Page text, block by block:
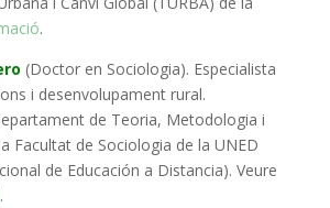
.
(Doctor en Sociologia). Especialista
i desenvolupament rural.
de Teoria, Metodologia i
Facultat de Sociologia de la UNED
de Educación a Distancia). Veure
.